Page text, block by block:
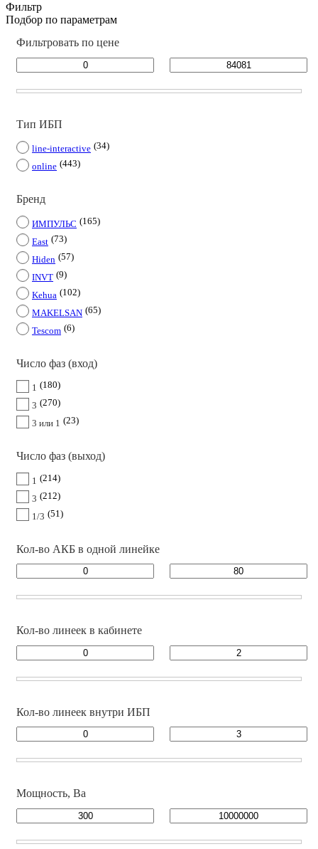
Фильтр
Подбор по параметрам
Фильтровать по цене
Тип ИБП
line-interactive 34
online 443
Бренд
ИМПУЛЬС
165
East 73
Hiden 57
INVT 9
Kehua
102
MAKELSAN 65
Tescom 6
Число фаз (вход)
1
180
3 270
3 или 1 23
Число фаз (выход)
1
214
3 212
1/3 51
Кол-во АКБ в одной линейке
Кол-во линеек в кабинете
Кол-во линеек внутри ИБП
Мощность, Ва